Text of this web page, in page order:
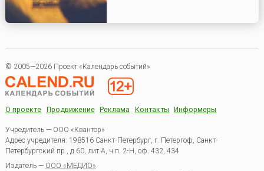
© 2005—2026 Проект «Календарь событий»
О проекте Продвижение Реклама Контакты Информеры
Учредитель — ООО «Квантор»
Адрес учредителя: 198516 Санкт-Петербург, г. Петергоф, Санкт-
Петербургский пр., д.60, лит.А, ч.п. 2-Н, оф. 432, 434
Издатель — ООО «МЕДИО»